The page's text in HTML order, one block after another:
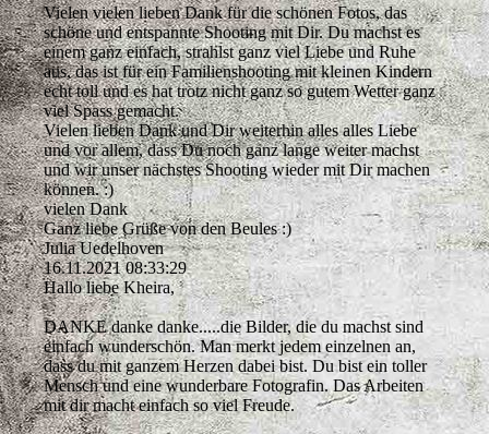
Vielen vielen lieben Dank für die schönen Fotos, das
schöne und entspannte Shooting mit Dir. Du machst es
einem ganz einfach, strahlst ganz viel Liebe und Ruhe
aus, das ist für ein Familienshooting mit kleinen Kindern
echt toll und es hat trotz nicht ganz so gutem Wetter ganz
viel Spass gemacht.
Vielen lieben Dank und Dir weiterhin alles alles Liebe
und vor allem, dass Du noch ganz lange weiter machst
und wir unser nächstes Shooting wieder mit Dir machen
können. :)
vielen Dank
Ganz liebe Grüße von den Beules :)
Julia Uedelhoven
16.11.2021 08:33:29
Hallo liebe Kheira,
DANKE danke danke.....die Bilder, die du machst sind
einfach wunderschön. Man merkt jedem einzelnen an,
dass du mit ganzem Herzen dabei bist. Du bist ein toller
Mensch und eine wunderbare Fotografin. Das Arbeiten
mit dir macht einfach so viel Freude.